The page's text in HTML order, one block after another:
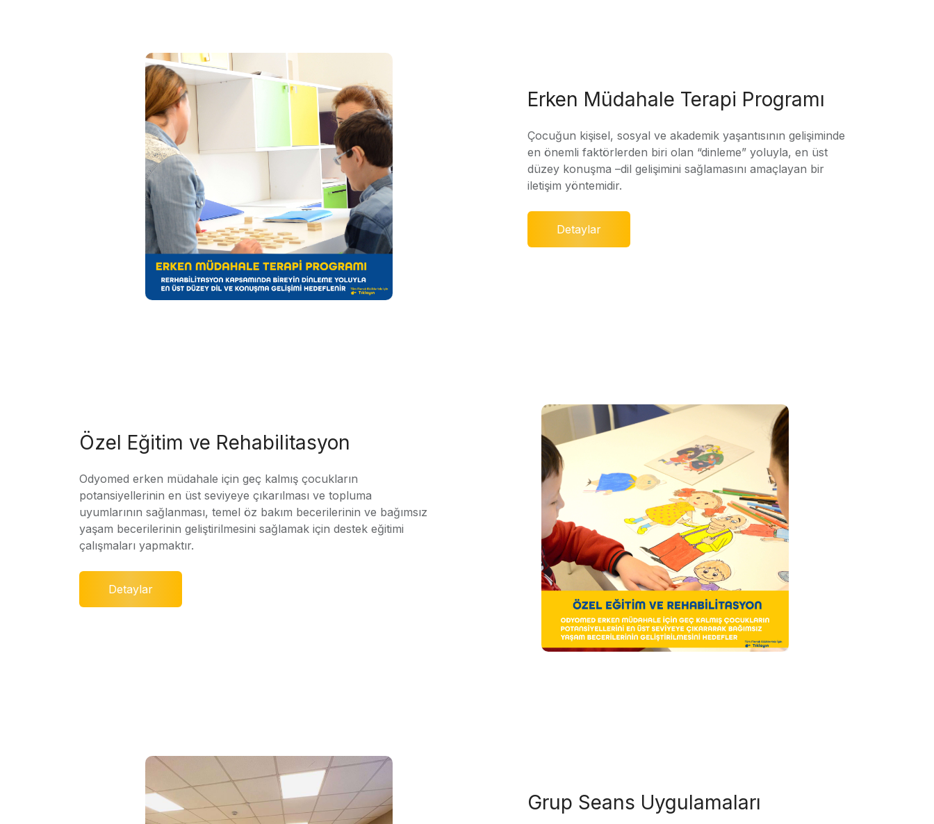
Erken Müdahale Terapi Programı
Çocuğun kişisel, sosyal ve akademik yaşantısının gelişiminde
en önemli faktörlerden biri olan “dinleme” yoluyla, en üst
düzey konuşma –dil gelişimini sağlamasını amaçlayan bir
iletişim yöntemidir.
Detaylar
Özel Eğitim ve Rehabilitasyon
Odyomed erken müdahale için geç kalmış çocukların
potansiyellerinin en üst seviyeye çıkarılması ve topluma
uyumlarının sağlanması, temel öz bakım becerilerinin ve bağımsız
yaşam becerilerinin geliştirilmesini sağlamak için destek eğitimi
çalışmaları yapmaktır.
Detaylar
Grup Seans Uygulamaları